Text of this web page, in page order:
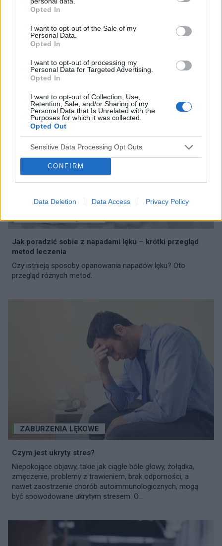
Opted In
I want to opt-out of the Sale of my
Personal Data.
Opted In
I want to opt-out of processing my
Personal Data for Targeted Advertising.
Opted In
I want to opt-out of Collection, Use,
Retention, Sale, and/or Sharing of my
Personal Data that Is Unrelated with the
Purposes for which it was collected.
Opted Out
Sensitive Data Processing Opt Outs
CONFIRM
Data Deletion Data Access Privacy Policy
Inflacja i kwestie zdrowotne głównymi powodami obaw
Jak wynika z cyklicznego badania pt. „Bieżące lęki i obawy
Polaków”, wciąż ponad 90% społeczeństwa obawia się, że w
możliwych, czarnych scenariuszy,...
ZABURZENIA LĘKOWE
Jak poradzić sobie z napadami lęku – krótki przegląd
metod leczenia
Czy istnieją sposoby opanowania napadów lęku? Oto
przegląd różnych metod.
ZABURZENIA LĘKOWE
Czym jest ukryty stres?
Niepokojące objawy, takie jak ciągłe bóle głowy, żołądka,
zmęczenie, problemy z trawieniem, brak odporności, a
nawet zaostrzenie chorób autoimmunologicznych, mogą
być spowodowane ukrytym stresem. O...